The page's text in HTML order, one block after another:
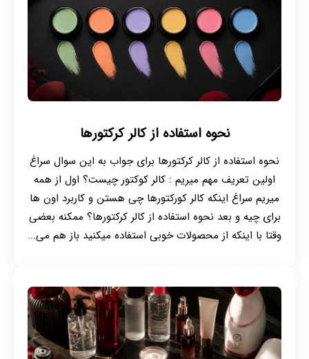
نحوه استفاده از کالر کرکتورها
نحوه استفاده از کالر کرکتورها برای جواب به این سوال سراغ
اولین تعریف مهم میریم : کالر کوکتور چیست؟ اول از همه
میریم سراغ اینکه کالر کورکتورها چی هستن و کاربرد اون ها
برای چیه و بعد نحوه استفاده از کالر کرکتورها؟ ممکنه بعضی
وقتا با اینکه از محصولات خوبی استفاده میکنید باز هم می...